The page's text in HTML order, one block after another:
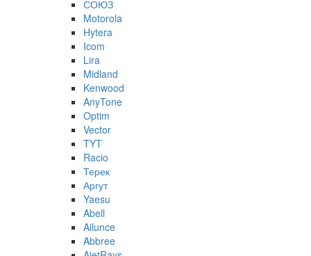
СОЮЗ
Motorola
Hytera
Icom
Lira
Midland
Kenwood
AnyTone
Optim
Vector
TYT
Racio
Терек
Аргут
Yaesu
Abell
Ailunce
Abbree